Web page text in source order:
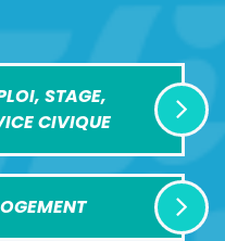
STAGE,
CIVIQUE